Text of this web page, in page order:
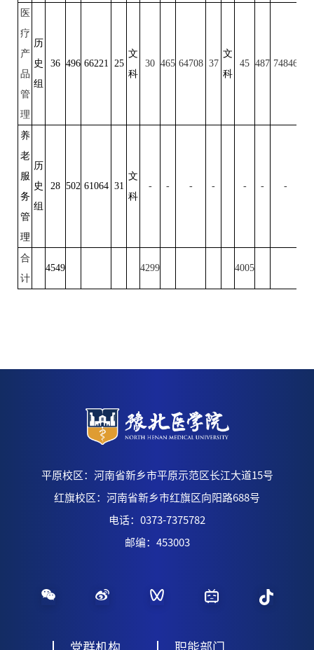
医
疗
产
品
管
理
历
史
组
36 496 66221 25
文
科
30 465 64708 37
文
科
45 487 74846
养
老
服
务
管
理
历
史
组
28 502 61064 31
文
科
- - - - - - -
合
计
4549 4299 4005
平原校区：河南省新乡市平原示范区长江大道15号
红旗校区：河南省新乡市红旗区向阳路688号
电话：0373-7375782
邮编：453003
党群机构 职能部门